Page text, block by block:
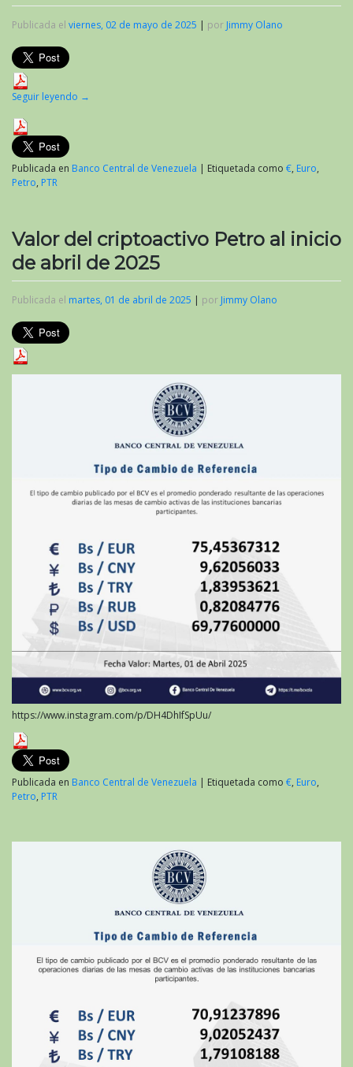
Publicada el viernes, 02 de mayo de 2025 | por Jimmy Olano
Seguir leyendo →
Publicada en Banco Central de Venezuela | Etiquetada como €, Euro,
Petro, PTR
Valor del criptoactivo Petro al inicio
de abril de 2025
Publicada el martes, 01 de abril de 2025 | por Jimmy Olano
https://www.instagram.com/p/DH4DhIfSpUu/
Publicada en Banco Central de Venezuela | Etiquetada como €, Euro,
Petro, PTR